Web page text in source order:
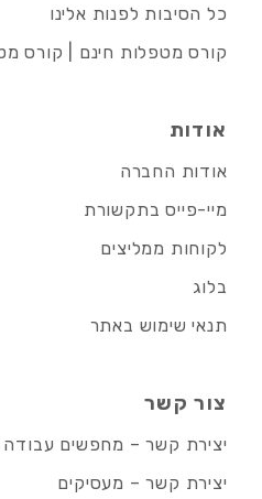
כל הסיבות לפנות אלינו
קורס מטפלות חינם | קורס
אודות
אודות החברה
מיי-פייס בתקשורת
לקוחות ממליצים
בלוג
תנאי שימוש באתר
צור קשר
יצירת קשר – מחפשים עבודה
יצירת קשר – מעסיקים